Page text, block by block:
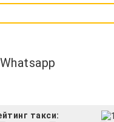
Whatsapp
такси: